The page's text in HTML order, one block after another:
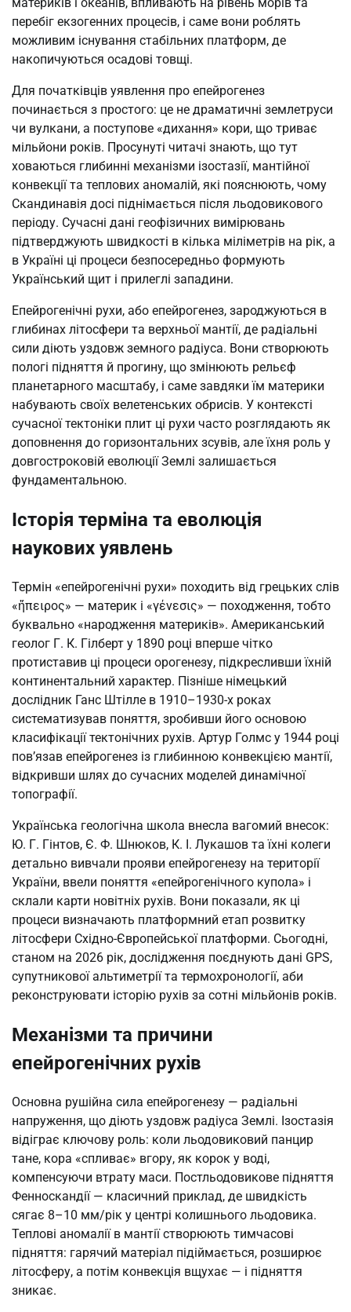
материків і океанів, впливають на рівень морів та
перебіг екзогенних процесів, і саме вони роблять
можливим існування стабільних платформ, де
накопичуються осадові товщі.
Для початківців уявлення про епейрогенез
починається з простого: це не драматичні землетруси
чи вулкани, а поступове «дихання» кори, що триває
мільйони років. Просунуті читачі знають, що тут
ховаються глибинні механізми ізостазії, мантійної
конвекції та теплових аномалій, які пояснюють, чому
Скандинавія досі піднімається після льодовикового
періоду. Сучасні дані геофізичних вимірювань
підтверджують швидкості в кілька міліметрів на рік, а
в Україні ці процеси безпосередньо формують
Український щит і прилеглі западини.
Епейрогенічні рухи, або епейрогенез, зароджуються в
глибинах літосфери та верхньої мантії, де радіальні
сили діють уздовж земного радіуса. Вони створюють
пологі підняття й прогину, що змінюють рельєф
планетарного масштабу, і саме завдяки їм материки
набувають своїх велетенських обрисів. У контексті
сучасної тектоніки плит ці рухи часто розглядають як
доповнення до горизонтальних зсувів, але їхня роль у
довгостроковій еволюції Землі залишається
фундаментальною.
Історія терміна та еволюція
наукових уявлень
Термін «епейрогенічні рухи» походить від грецьких слів
«ἤπειρος» — материк і «γένεσις» — походження, тобто
буквально «народження материків». Американський
геолог Г. К. Гілберт у 1890 році вперше чітко
протиставив ці процеси орогенезу, підкресливши їхній
континентальний характер. Пізніше німецький
дослідник Ганс Штілле в 1910–1930-х роках
систематизував поняття, зробивши його основою
класифікації тектонічних рухів. Артур Голмс у 1944 році
пов’язав епейрогенез із глибинною конвекцією мантії,
відкривши шлях до сучасних моделей динамічної
топографії.
Українська геологічна школа внесла вагомий внесок:
Ю. Г. Гінтов, Є. Ф. Шнюков, К. І. Лукашов та їхні колеги
детально вивчали прояви епейрогенезу на території
України, ввели поняття «епейрогенічного купола» і
склали карти новітніх рухів. Вони показали, як ці
процеси визначають платформний етап розвитку
літосфери Східно-Європейської платформи. Сьогодні,
станом на 2026 рік, дослідження поєднують дані GPS,
супутникової альтиметрії та термохронології, аби
реконструювати історію рухів за сотні мільйонів років.
Механізми та причини
епейрогенічних рухів
Основна рушійна сила епейрогенезу — радіальні
напруження, що діють уздовж радіуса Землі. Ізостазія
відіграє ключову роль: коли льодовиковий панцир
тане, кора «спливає» вгору, як корок у воді,
компенсуючи втрату маси. Постльодовикове підняття
Фенноскандії — класичний приклад, де швидкість
сягає 8–10 мм/рік у центрі колишнього льодовика.
Теплові аномалії в мантії створюють тимчасові
підняття: гарячий матеріал підіймається, розширює
літосферу, а потім конвекція вщухає — і підняття
зникає.